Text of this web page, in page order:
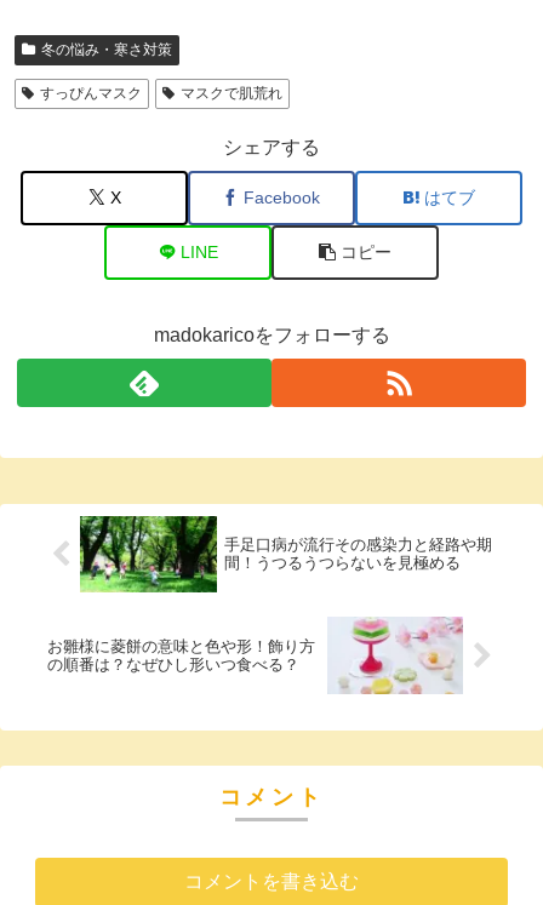
冬の悩み・寒さ対策
すっぴんマスク マスクで肌荒れ
シェアする
X Facebook はてブ
LINE コピー
madokaricoをフォローする
手足口病が流行その感染力と経路や期
間！うつるうつらないを見極める
お雛様に菱餅の意味と色や形！飾り方
の順番は？なぜひし形いつ食べる？
コメント
コメントを書き込む